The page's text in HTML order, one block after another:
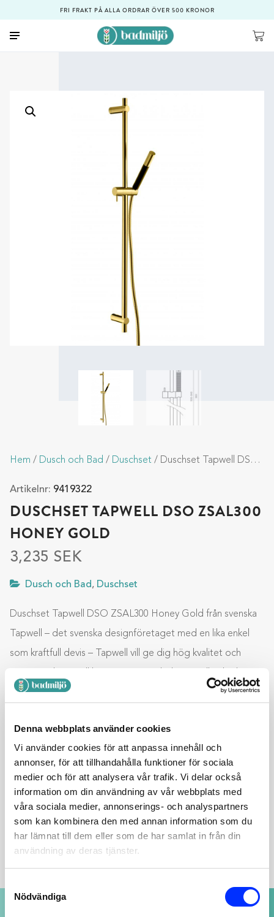
Denna webbplats använder cookies
Vi använder cookies för att anpassa innehåll och
annonser, för att tillhandahålla funktioner för sociala
medier och för att analysera vår trafik. Vi delar också
information om din användning av vår webbplats med
våra sociala medier, annonserings- och analyspartners
som kan kombinera den med annan information som du
har lämnat till dem eller som de har samlat in från din
användning av deras tjänster.
Selection
Nödvändiga
FRI FRAKT PÅ ALLA ORDRAR ÖVER 500 KRONOR
Hem / Dusch och Bad / Duschset / Duschset Tapwell DSO ZSAL300 Honey Gold
Artikelnr: 9419322
DUSCHSET TAPWELL DSO ZSAL300
HONEY GOLD
3,235 SEK
Dusch och Bad, Duschset
Duschset Tapwell DSO ZSAL300 Honey Gold från svenska
Tapwell – det svenska designföretaget med en lika enkel
som kraftfull devis – Tapwell vill ge dig hög kvalitet och
Italien, en kombination som vi alla kan se ger ett vackert
byggnormer. Duschset Tapwell DSO ZSAL300 Honey …
Lägg till i varukorg
BESKRIVNING
NOGGRANT UTVALDA PRODUKTER